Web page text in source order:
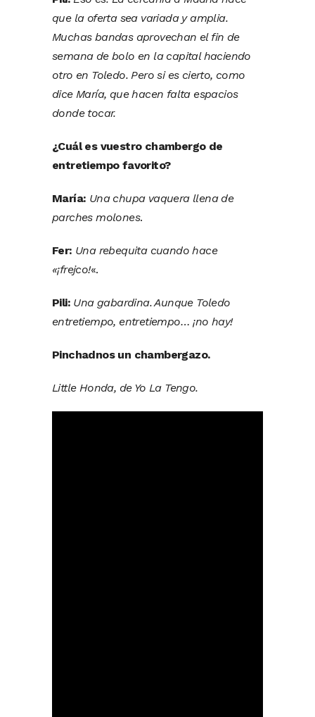
que la oferta sea variada y amplia.
Muchas bandas aprovechan el fin de
semana de bolo en la capital haciendo
otro en Toledo. Pero si es cierto, como
dice María, que hacen falta espacios
donde tocar.
¿Cuál es vuestro chambergo de
entretiempo favorito?
María: Una chupa vaquera llena de
parches molones.
Fer: Una rebequita cuando hace
«¡frejco!«.
Pili: Una gabardina. Aunque Toledo
entretiempo, entretiempo… ¡no hay!
Pinchadnos un chambergazo.
Little Honda, de Yo La Tengo.